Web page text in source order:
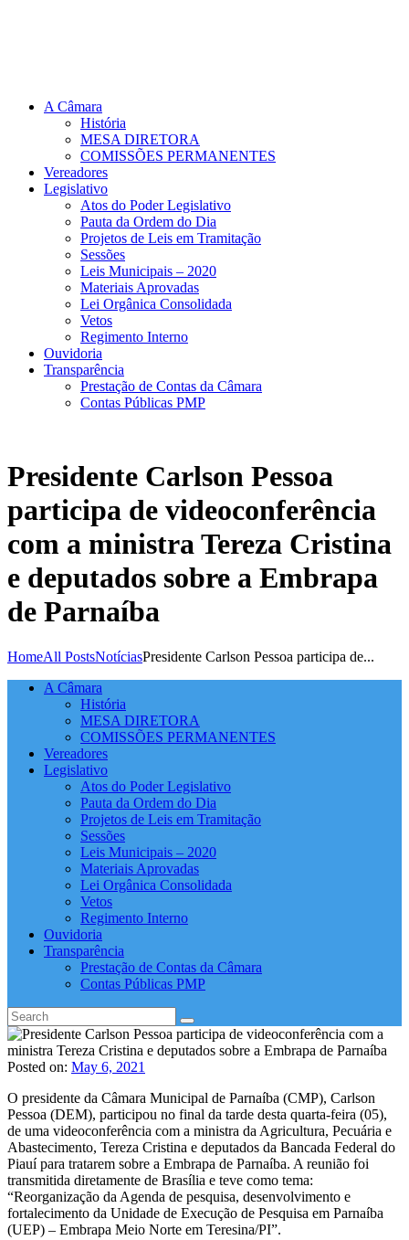
A Câmara
História
MESA DIRETORA
COMISSÕES PERMANENTES
Vereadores
Legislativo
Atos do Poder Legislativo
Pauta da Ordem do Dia
Projetos de Leis em Tramitação
Sessões
Leis Municipais – 2020
Materiais Aprovadas
Lei Orgânica Consolidada
Vetos
Regimento Interno
Ouvidoria
Transparência
Prestação de Contas da Câmara
Contas Públicas PMP
Presidente Carlson Pessoa
participa de videoconferência
com a ministra Tereza Cristina
e deputados sobre a Embrapa
de Parnaíba
HomeAll PostsNotíciasPresidente Carlson Pessoa participa de...
A Câmara
História
MESA DIRETORA
COMISSÕES PERMANENTES
Vereadores
Legislativo
Atos do Poder Legislativo
Pauta da Ordem do Dia
Projetos de Leis em Tramitação
Sessões
Leis Municipais – 2020
Materiais Aprovadas
Lei Orgânica Consolidada
Vetos
Regimento Interno
Ouvidoria
Transparência
Prestação de Contas da Câmara
Contas Públicas PMP
Posted on: May 6, 2021
O presidente da Câmara Municipal de Parnaíba (CMP), Carlson
Pessoa (DEM), participou no final da tarde desta quarta-feira (05),
de uma videoconferência com a ministra da Agricultura, Pecuária e
Abastecimento, Tereza Cristina e deputados da Bancada Federal do
Piauí para tratarem sobre a Embrapa de Parnaíba. A reunião foi
transmitida diretamente de Brasília e teve como tema:
“Reorganização da Agenda de pesquisa, desenvolvimento e
fortalecimento da Unidade de Execução de Pesquisa em Parnaíba
(UEP) – Embrapa Meio Norte em Teresina/PI”.